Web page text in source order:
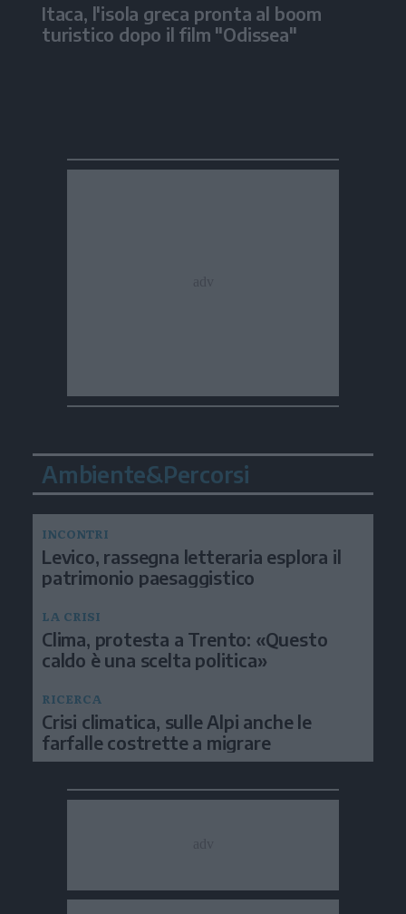
Itaca, l'isola greca pronta al boom
turistico dopo il film "Odissea"
Ambiente&Percorsi
INCONTRI
Levico, rassegna letteraria esplora il
patrimonio paesaggistico
LA CRISI
Clima, protesta a Trento: «Questo
caldo è una scelta politica»
RICERCA
Crisi climatica, sulle Alpi anche le
farfalle costrette a migrare